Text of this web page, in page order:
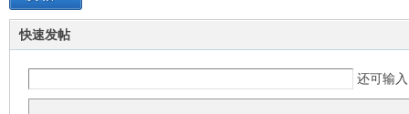
lk
快速发帖
还可输